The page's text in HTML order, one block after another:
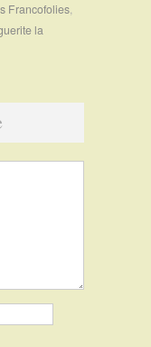
Francofolies,
la